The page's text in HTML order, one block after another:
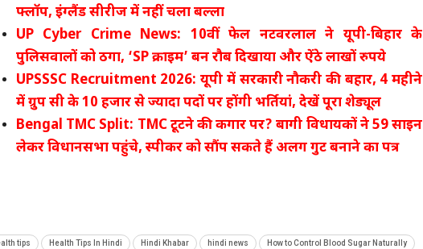
फ्लॉप, इंग्लैंड सीरीज में नहीं चला बल्ला
UP Cyber Crime News: 10वीं फेल नटवरलाल ने यूपी-बिहार के
पुलिसवालों को ठगा, ‘SP क्राइम’ बन रौब दिखाया और ऐंठे लाखों रुपये
UPSSSC Recruitment 2026: यूपी में सरकारी नौकरी की बहार, 4 महीने
में ग्रुप सी के 10 हजार से ज्यादा पदों पर होंगी भर्तियां, देखें पूरा शेड्यूल
Bengal TMC Split: TMC टूटने की कगार पर? बागी विधायकों ने 59 साइन
लेकर विधानसभा पहुंचे, स्पीकर को सौंप सकते हैं अलग गुट बनाने का पत्र
tips Health Tips In Hindi Hindi Khabar hindi news How to Control Blood Sugar Naturally